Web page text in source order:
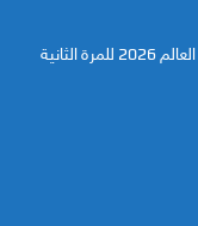
إسبانيا تتوج بطلة لكأس العالم 2026 للمرة الثانية